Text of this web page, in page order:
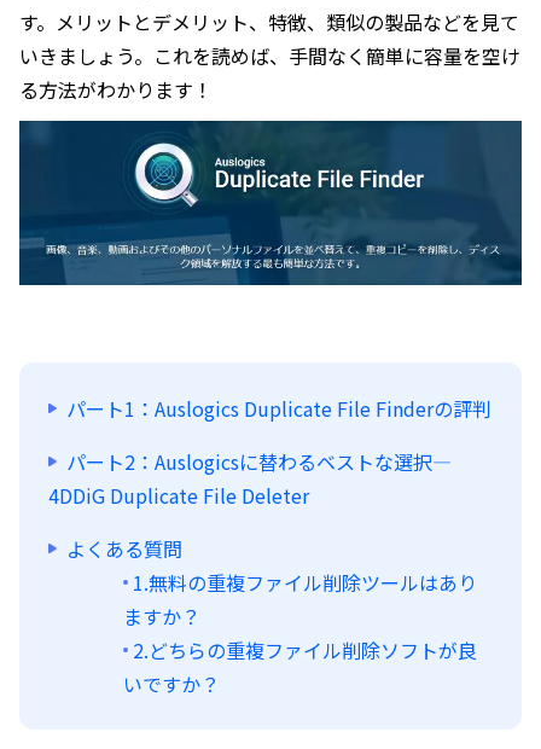
す。メリットとデメリット、特徴、類似の製品などを見て
いきましょう。これを読めば、手間なく簡単に容量を空け
る方法がわかります！
パート1：Auslogics Duplicate File Finderの評判
パート2：Auslogicsに替わるベストな選択—
4DDiG Duplicate File Deleter
よくある質問
1.無料の重複ファイル削除ツールはあり
ますか？
2.どちらの重複ファイル削除ソフトが良
いですか？